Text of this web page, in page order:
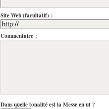
Site Web (facultatif) :
Commentaire :
Dans quelle tonalité est la Messe en ut ?